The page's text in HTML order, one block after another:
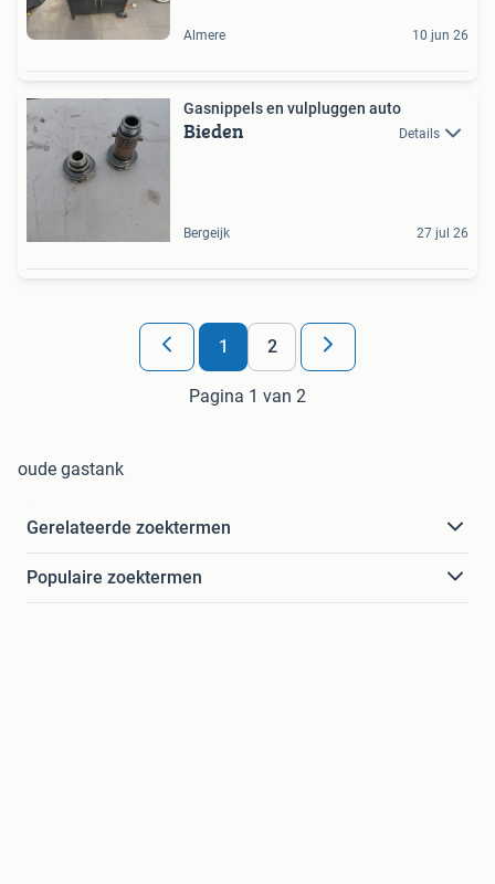
Almere 10 jun 26
Gasnippels en vulpluggen auto
Bieden Details
Bergeijk 27 jul 26
1 2
Pagina 1 van 2
oude gastank
Gerelateerde zoektermen
Populaire zoektermen